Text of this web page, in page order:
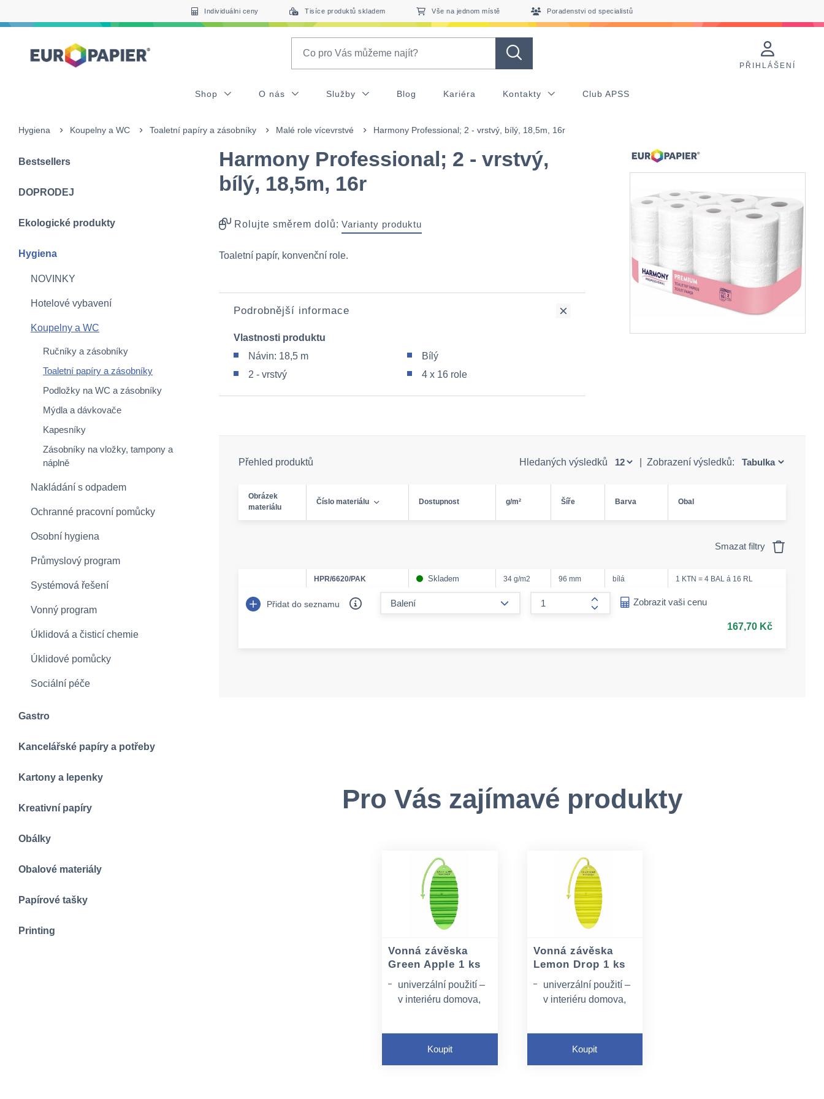
Individuálni ceny Tisíce produktů skladem Vše na jednom místě Poradenstvi od specialistů
PŘIHLÁŠENÍ
Shop O nás Služby Blog Kariéra Kontakty Club APSS
Hygiena Koupelny a WC Toaletní papíry a zásobníky Malé role vícevrstvé Harmony Professional; 2 - vrstvý, bílý, 18,5m, 16r
Bestsellers
DOPRODEJ
Ekologické produkty
Hygiena
NOVINKY
Hotelové vybavení
Koupelny a WC
Ručníky a zásobníky
Toaletní papíry a zásobníky
Podložky na WC a zásobníky
Mýdla a dávkovače
Kapesníky
Zásobníky na vložky, tampony a
náplně
Nakládání s odpadem
Ochranné pracovní pomůcky
Osobní hygiena
Průmyslový program
Systémová řešení
Vonný program
Úklidová a čisticí chemie
Úklidové pomůcky
Sociální péče
Gastro
Kancelářské papíry a potřeby
Kartony a lepenky
Kreativní papíry
Obálky
Obalové materiály
Papírové tašky
Printing
Harmony Professional; 2 - vrstvý,
bílý, 18,5m, 16r
Rolujte směrem dolů: Varianty produktu
Toaletní papír, konvenční role.
Podrobnější informace
Vlastnosti produktu
Návin: 18,5 m
2 - vrstvý
Bílý
4 x 16 role
Přehled produktů Hledaných výsledků Zobrazení výsledků:
Obrázek
materiálu
Číslo materiálu Dostupnost g/m² Šíře Barva Obal
Smazat filtry
HPR/6620/PAK Skladem 34 g/m2 96 mm bílá 1 KTN = 4 BAL á 16 RL
Přidat do seznamu
form.increase-amount
Zobrazit vaši cenu
167,70 Kč
Pro Vás zajímavé produkty
Vonná závěska
Green Apple 1 ks
univerzální použití –
v interiéru domova,
v automobilech, k
Koupit
Vonná závěska
Lemon Drop 1 ks
univerzální použití –
v interiéru domova,
v automobilech, k
Koupit